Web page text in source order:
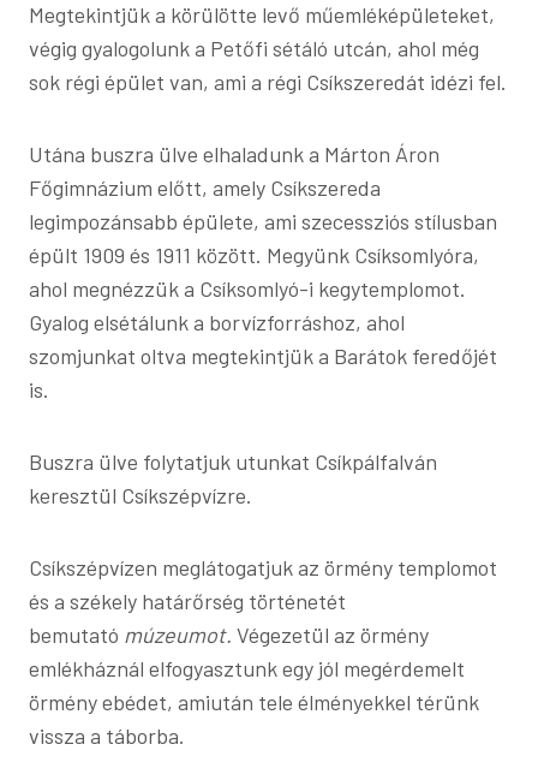
Megtekintjük a körülötte levő műemléképületeket,
végig gyalogolunk a Petőfi sétáló utcán, ahol még
sok régi épület van, ami a régi Csíkszeredát idézi fel.
Utána buszra ülve elhaladunk a Márton Áron
Főgimnázium előtt, amely Csíkszereda
legimpozánsabb épülete, ami szecessziós stílusban
épült 1909 és 1911 között. Megyünk Csíksomlyóra,
ahol megnézzük a Csíksomlyó-i kegytemplomot.
Gyalog elsétálunk a borvízforráshoz, ahol
szomjunkat oltva megtekintjük a Barátok feredőjét
is.
Buszra ülve folytatjuk utunkat Csíkpálfalván
keresztül Csíkszépvízre.
Csíkszépvízen meglátogatjuk az örmény templomot
és a székely határőrség történetét
bemutató múzeumot. Végezetül az örmény
emlékháznál elfogyasztunk egy jól megérdemelt
örmény ebédet, amiután tele élményekkel térünk
vissza a táborba.